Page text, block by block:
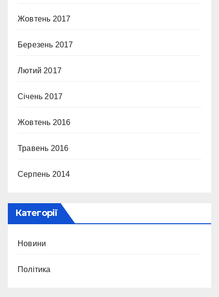
Жовтень 2017
Березень 2017
Лютий 2017
Січень 2017
Жовтень 2016
Травень 2016
Серпень 2014
Категорії
Новини
Політика